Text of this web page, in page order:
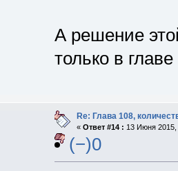
А решение
только в
Re: Глава 108,
« Ответ #14 : 13 Июня 2015,
(−)0